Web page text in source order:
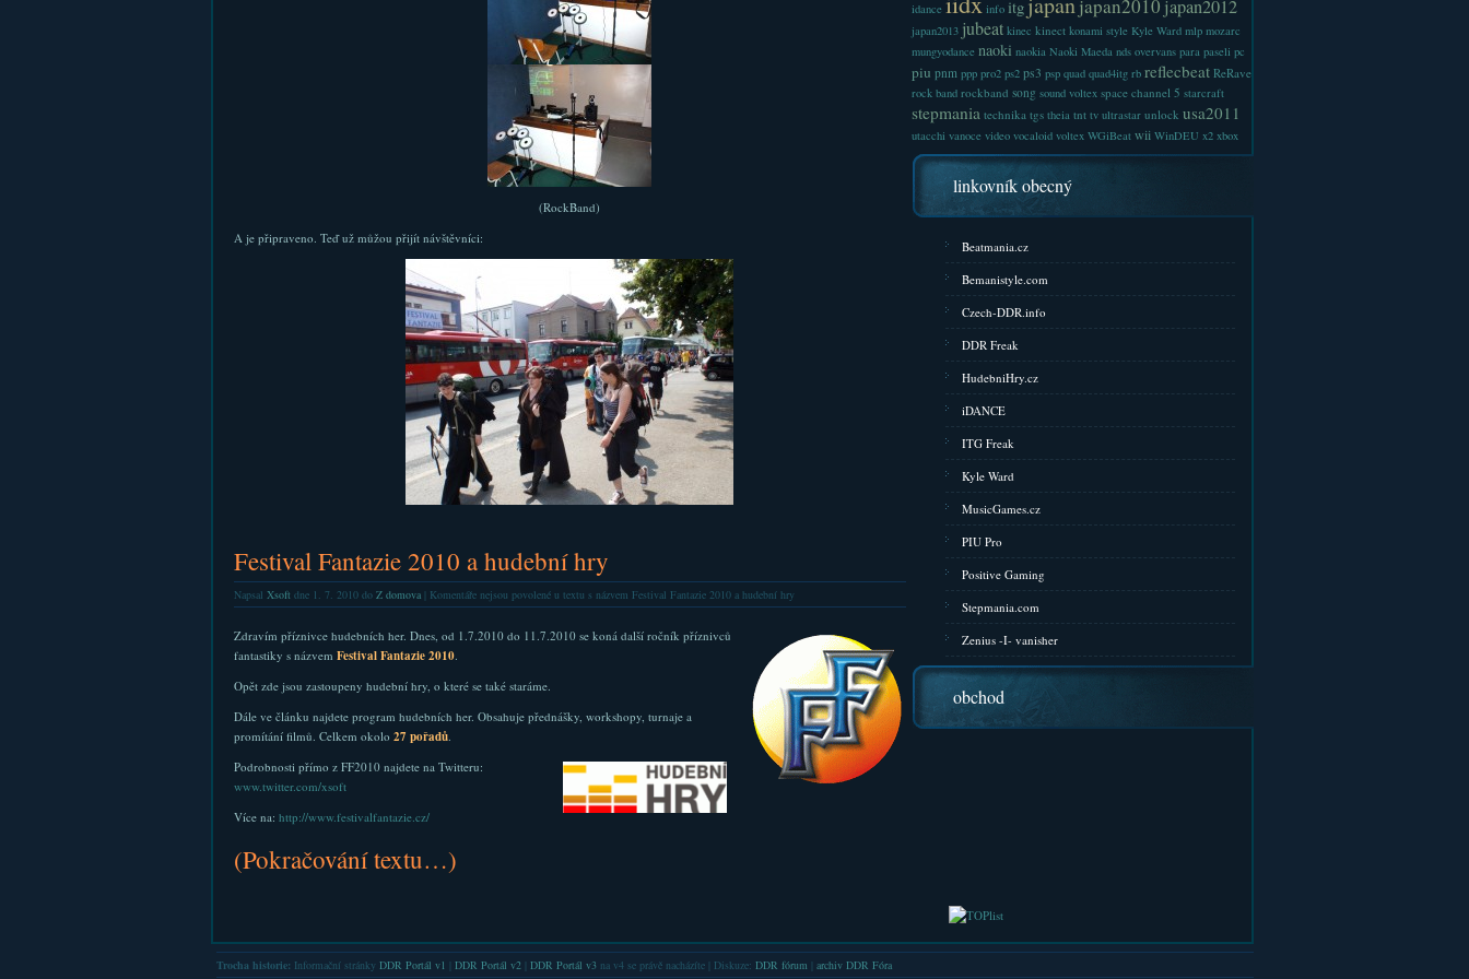
(RockBand)
A je připraveno. Teď už můžou přijít návštěvníci:
Festival Fantazie 2010 a hudební hry
Napsal Xsoftdne 1. 7. 2010 do Z domova| Komentáře nejsou povolenéu textu s názvem Festival Fantazie 2010 a hudební hry
Zdravím příznivce hudebních her. Dnes, od 1.7.2010 do 11.7.2010 se koná další ročník příznivců
fantastiky s názvem Festival Fantazie 2010.
Opět zde jsou zastoupeny hudební hry, o které se také staráme.
Dále ve článku najdete program hudebních her. Obsahuje přednášky, workshopy, turnaje a
promítání filmů. Celkem okolo 27 pořadů.
Podrobnosti přímo z FF2010 najdete na Twitteru:
www.twitter.com/xsoft
Více na: http://www.festivalfantazie.cz/
(Pokračování textu…)
idance
info itg japan2010 japan2012
japan2013 jubeat kinec kinect konami style Kyle Ward mlp mozarc
mungyodance naoki naokia Naoki Maeda nds overvans para paseli pc
piu pnm ppp pro2 ps2 ps3 psp quad quad4itg rb reflecbeat ReRave
rock band rockband song sound voltex space channel 5 starcraft
stepmania technika tgs theia tnt tv ultrastar unlock usa2011
utacchi vanoce video vocaloid voltex WGiBeat wii WinDEU x2 xbox
linkovník obecný
Beatmania.cz
Bemanistyle.com
Czech-DDR.info
DDR Freak
HudebniHry.cz
iDANCE
ITG Freak
Kyle Ward
MusicGames.cz
PIU Pro
Positive Gaming
Stepmania.com
Zenius -I- vanisher
obchod
Trocha historie: Informační stránky DDR Portál v1 DDR Portál v2| DDR Portál v3na v4 se právě nacházíte | Diskuze: DDR fórum archiv DDR Fóra